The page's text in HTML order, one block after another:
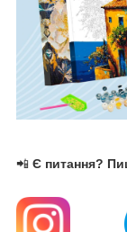
📲 Є питання?